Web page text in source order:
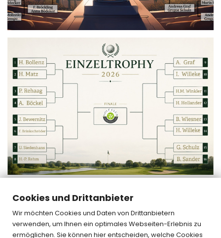
Cookies und Drittanbieter
Wir möchten Cookies und Daten von Drittanbietern
verwenden, um Ihnen ein optimales Webseiten-Erlebnis zu
ermöglichen. Sie können hier entscheiden, welche Cookies